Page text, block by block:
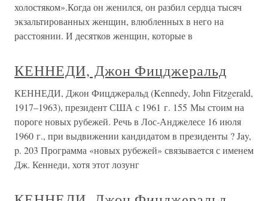
холостяком».Когда он женился, он разбил сердца тысяч
экзальтированных женщин, влюбленных в него на
расстоянии. И десятков женщин, которые в
КЕННЕДИ, Джон Фицджеральд
КЕННЕДИ, Джон Фицджеральд (Kennedy, John Fitzgerald,
1917–1963), президент США с 1961 г. 155 Мы стоим на
пороге новых рубежей. Речь в Лос-Анджелесе 16 июля
1960 г., при выдвижении кандидатом в президенты ? Jay,
p. 203 Программа «новых рубежей» связывается с именем
Дж. Кеннеди, хотя этот лозунг